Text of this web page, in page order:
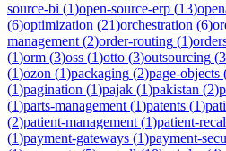
source-bi (1)open-source-erp (13)
(6)optimization (21)orchestration (6)
management (2)order-routing (1)
(1)orm (3)oss (1)otto (3)outsourcing (3
(1)ozon (1)packaging (2)page-objects
(1)pagination (1)pajak (1)pakistan (2)
(1)parts-management (1)patents (1)
(2)patient-management (1)patient-
(1)payment-gateways (1)payment-